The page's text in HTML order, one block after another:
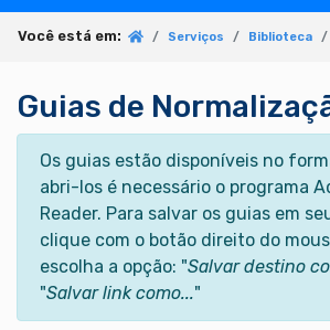
Você está em: Serviços Biblioteca
Guias de
Os guias estão disponíveis no
abri-los é necessário o programa
Reader. Para salvar os guias em
clique com o botão direito do
escolha a opção: "Salvar destino
"Salvar link como..."